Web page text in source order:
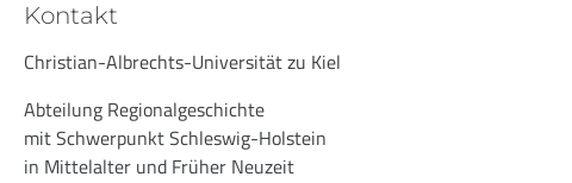
Kontakt
Christian-Albrechts-Universität zu Kiel
Abteilung Regionalgeschichte
mit Schwerpunkt Schleswig-Holstein
in Mittelalter und Früher Neuzeit